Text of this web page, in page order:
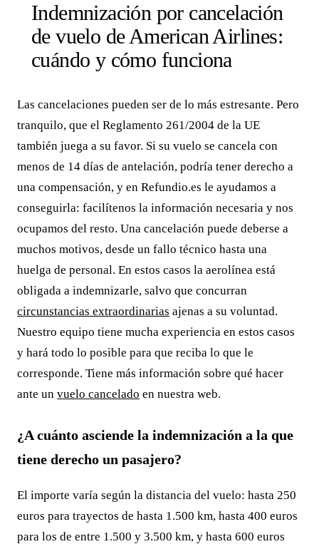
Indemnización por cancelación
de vuelo de American Airlines:
cuándo y cómo funciona
Las cancelaciones pueden ser de lo más estresante. Pero
tranquilo, que el Reglamento 261/2004 de la UE
también juega a su favor. Si su vuelo se cancela con
menos de 14 días de antelación, podría tener derecho a
una compensación, y en Refundio.es le ayudamos a
conseguirla: facilítenos la información necesaria y nos
ocupamos del resto. Una cancelación puede deberse a
muchos motivos, desde un fallo técnico hasta una
huelga de personal. En estos casos la aerolínea está
obligada a indemnizarle, salvo que concurran
circunstancias extraordinarias ajenas a su voluntad.
Nuestro equipo tiene mucha experiencia en estos casos
y hará todo lo posible para que reciba lo que le
corresponde. Tiene más información sobre qué hacer
ante un vuelo cancelado en nuestra web.
¿A cuánto asciende la indemnización a la que
tiene derecho un pasajero?
El importe varía según la distancia del vuelo: hasta 250
euros para trayectos de hasta 1.500 km, hasta 400 euros
para los de entre 1.500 y 3.500 km, y hasta 600 euros